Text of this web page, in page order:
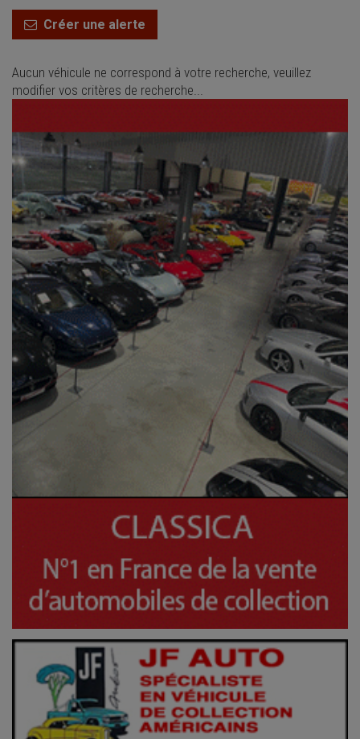
Créer une alerte
Aucun véhicule ne correspond à votre recherche, veuillez
modifier vos critères de recherche...